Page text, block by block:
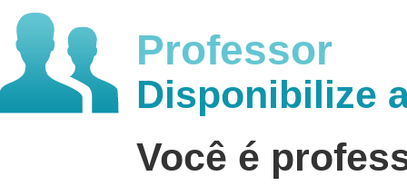
Professor
Disponibilize
Você é